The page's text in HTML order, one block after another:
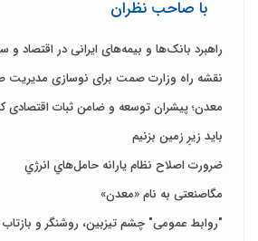
با صاحب نظران
راهبرد بانک‌ها و بیمه‌های ایرانی در اقتصاد و
نقشه راه وزارت صمت برای نوسازی مدیریت
معدن؛ پیشران توسعه و ضامن ثبات اقتصادی
باید زیرِ زمین بزنیم
ضرورت اصلاح نظام يارانه حامل‌هاي انرژي
مگاصنعتی به نام «معدن»
"روابط عمومی" چشم تیزبین، روشنگر و